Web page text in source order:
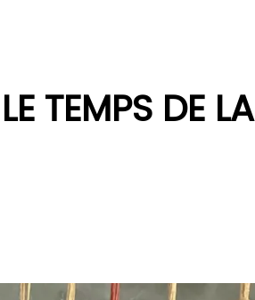
TEMPS DE LA